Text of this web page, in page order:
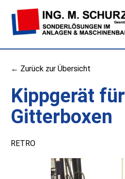
← Zurück zur Übersicht
Kippgerät für
Gitterboxen
RETRO